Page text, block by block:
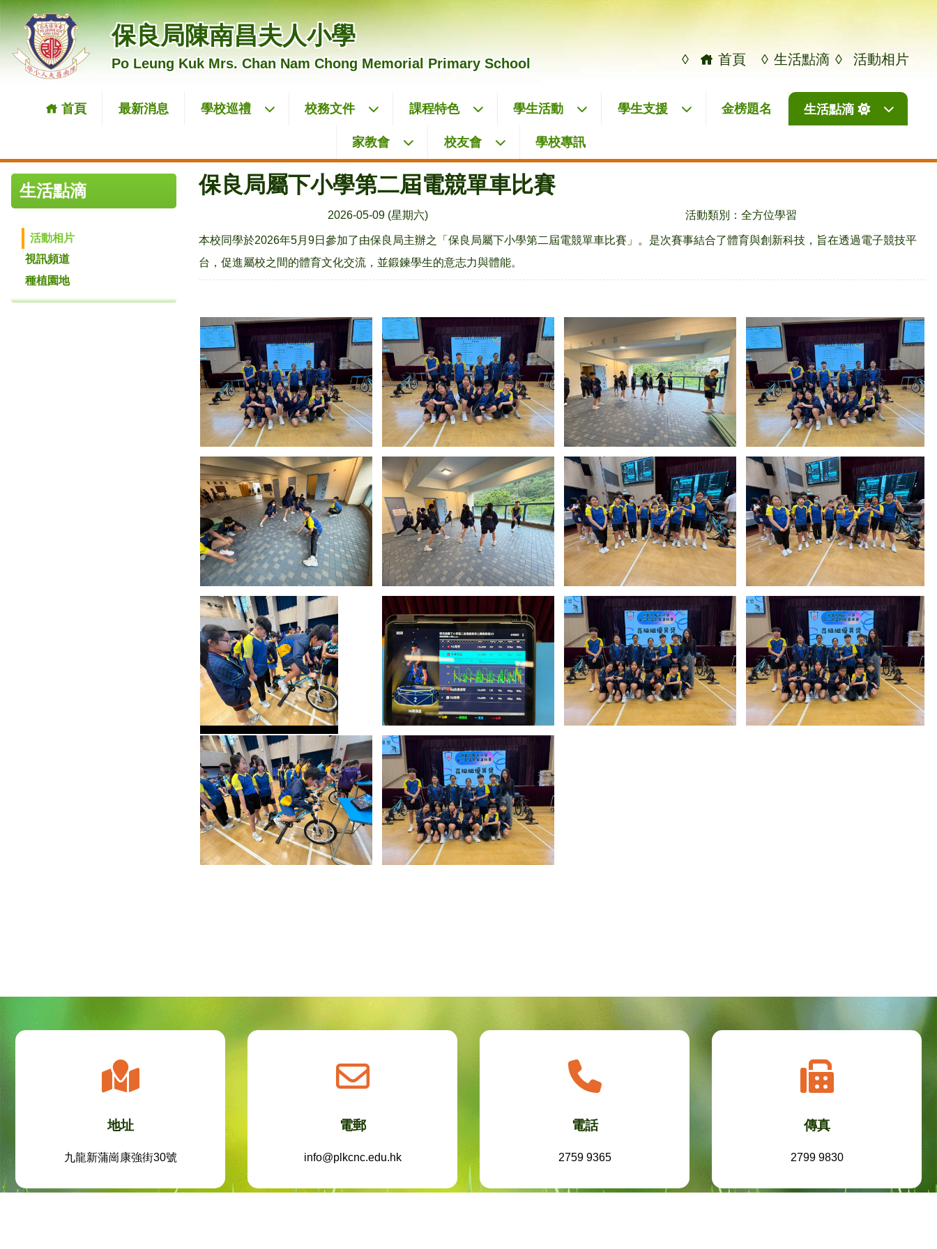
保良局陳南昌夫人小學
Po Leung Kuk Mrs. Chan Nam Chong Memorial Primary School ◊ 首頁 ◊ 生活點滴 ◊ 活動相片
首頁 最新消息 學校巡禮 校務文件 課程特色 學生活動 學生支援 金榜題名 生活點滴
家教會 校友會 學校專訊
生活點滴
活動相片
視訊頻道
種植園地
保良局屬下小學第二屆電競單車比賽
2026-05-09 (星期六) 活動類別：全方位學習
本校同學於2026年5月9日參加了由保良局主辦之「保良局屬下小學第二屆電競單車比賽」。是次賽事結合了體育與創新科技，旨在透過電子競技平
台，促進屬校之間的體育文化交流，並鍛鍊學生的意志力與體能。
地址
九龍新蒲崗康強街30號
電郵
info@plkcnc.edu.hk
電話
2759 9365
傳真
2799 9830